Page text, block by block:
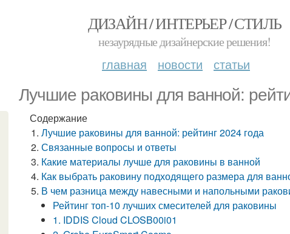
ДИЗАЙН / ИНТЕРЬЕР / СТИЛЬ
незаурядные дизайнерские решения!
главная новости статьи
Лучшие раковины для ванной:
Содержание
Лучшие раковины для ванной: рейтинг 2024 года
Связанные вопросы и ответы
Какие материалы лучше для раковины в ванной
Как выбрать раковину подходящего размера для
В чем разница между навесными и напольными
Рейтинг топ-10 лучших смесителей для раковины
1. IDDIS Cloud CLOSB00i01